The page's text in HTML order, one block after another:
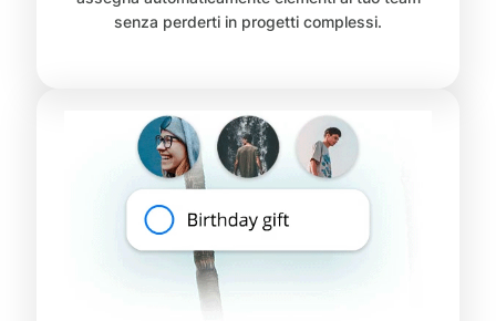
senza perderti in progetti complessi.